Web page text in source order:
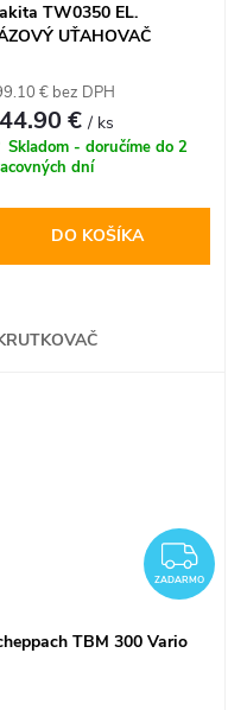
TW0350 EL.
UŤAHOVAČ
€ bez DPH
€/ ks
Skladom - doručíme do 2
dní
DO KOŠÍKA
ZADARMO
TBM 300 Vario